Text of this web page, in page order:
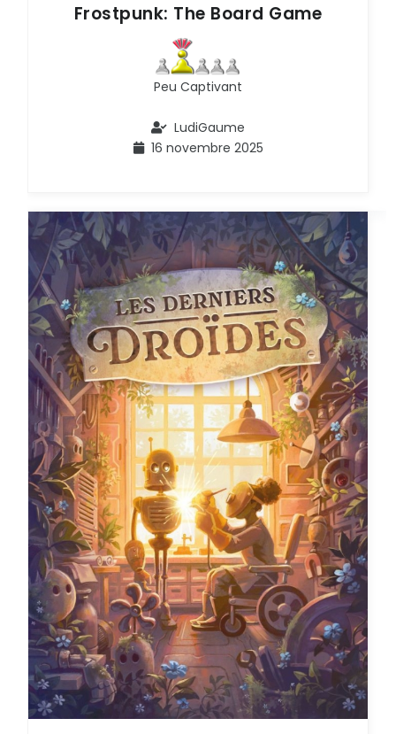
Frostpunk: The Board Game
Peu Captivant
LudiGaume
16 novembre 2025